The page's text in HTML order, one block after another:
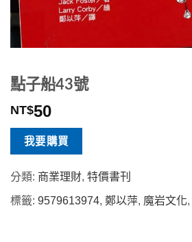
點子船43號
NT$50
我要購買
分類: 商業理財, 特價書刊
標籤: 9579613974, 鄭以萍, 魔岩文化,